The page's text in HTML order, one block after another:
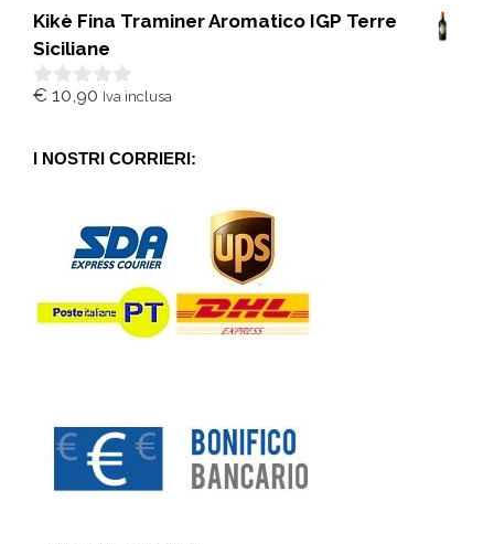
u
5
Kikè Fina Traminer Aromatico IGP Terre
Siciliane
0
5
€ 10,90 Iva inclusa
I NOSTRI CORRIERI: